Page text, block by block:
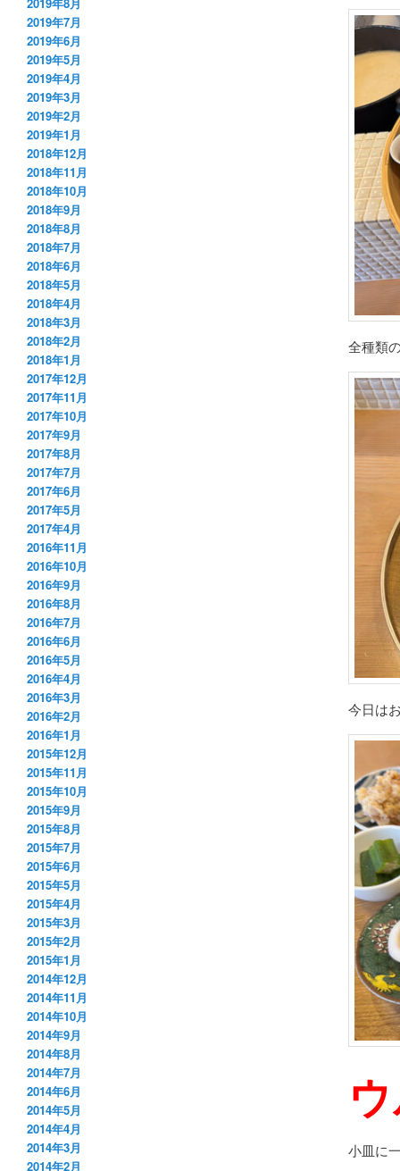
全種類
今日は
小皿に
2019年8月
2019年7月
2019年6月
2019年5月
2019年4月
2019年3月
2019年2月
2019年1月
2018年12月
2018年11月
2018年10月
2018年9月
2018年8月
2018年7月
2018年6月
2018年5月
2018年4月
2018年3月
2018年2月
2018年1月
2017年12月
2017年11月
2017年10月
2017年9月
2017年8月
2017年7月
2017年6月
2017年5月
2017年4月
2016年11月
2016年10月
2016年9月
2016年8月
2016年7月
2016年6月
2016年5月
2016年4月
2016年3月
2016年2月
2016年1月
2015年12月
2015年11月
2015年10月
2015年9月
2015年8月
2015年7月
2015年6月
2015年5月
2015年4月
2015年3月
2015年2月
2015年1月
2014年12月
2014年11月
2014年10月
2014年9月
2014年8月
2014年7月
2014年6月
2014年5月
2014年4月
2014年3月
2014年2月